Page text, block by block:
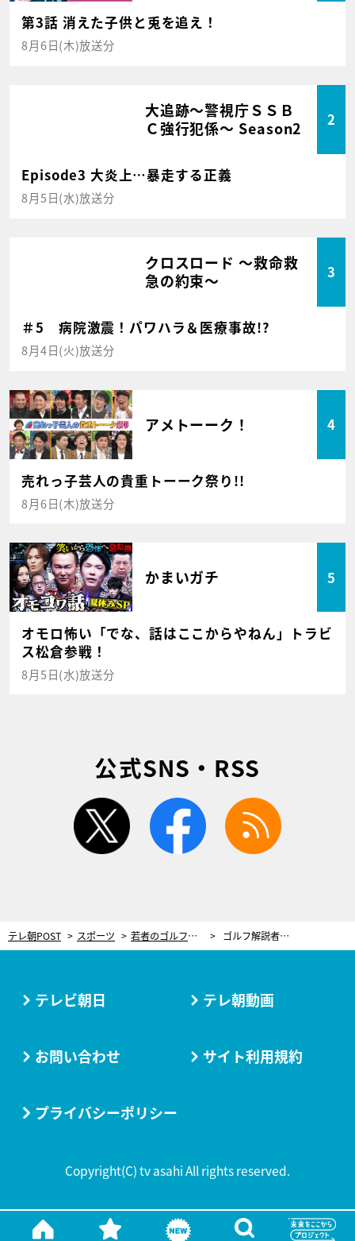
第3話 消えた子供と兎を追え！
8月6日(木)放送分
大追跡～警視庁ＳＳＢ
Ｃ強行犯係～ Season2
2
Episode3 大炎上…暴走する正義
8月5日(水)放送分
クロスロード ～救命救
急の約束～
3
＃5 病院激震！パワハラ＆医療事故!?
8月4日(火)放送分
アメトーーク！ 4
売れっ子芸人の貴重トーーク祭り!!
8月6日(木)放送分
かまいガチ 5
オモロ怖い「でな、話はここからやねん」トラビ
ス松倉参戦！
8月5日(水)放送分
公式SNS・RSS
twitter facebook
テレ朝POST スポーツ 若者のゴルフ離れを救うのは「不純な動機」。戸張捷氏が分析する日本ゴルフ再興戦略 ゴルフ解説者の戸張捷氏
テレビ朝日 テレ朝動画
お問い合わせ サイト利用規約
プライバシーポリシー
Copyright(C) tv asahi All rights reserved.